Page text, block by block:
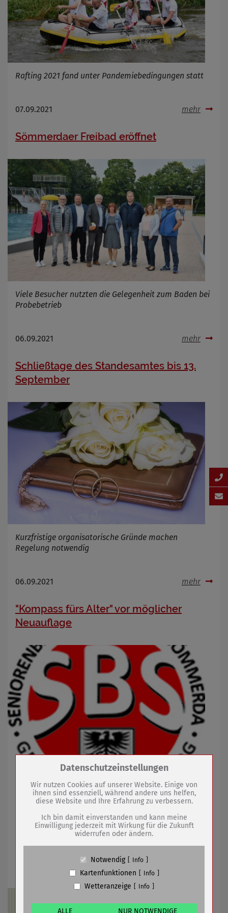
Rafting 2021 fand unter Pandemiebedingungen statt
07.09.2021 mehr
Sömmerdaer Freibad eröffnet
Viele Besucher nutzten die Gelegenheit zum Baden bei
Probebetrieb
06.09.2021 mehr
Schließtage des Standesamtes bis 13.
September
Kurzfristige organisatorische Gründe machen
Regelung notwendig
06.09.2021 mehr
"Kompass fürs Alter" vor möglicher
Neuauflage
Broschüre ist ein Thema in Sitzung des
Seniorenbeirates
06.09.2021 mehr
auch mal anders
Zum Betrieb der Seite notwendige Cookies /
Name
PHP Session Cookie
Anbieter
Eigentümer dieser Website (Wenko-
Wenselaar GmbH & Co. KG)
Absicherung Kontaktformular / SPAM
Cookiespeicherung Entscheidungscookie
Anbieter
Eigentümer dieser Website (Wenko-
Wenselaar GmbH & Co. KG)
Datenschutzeinstellungen
Wir nutzen Cookies auf unserer Website. Einige von
ihnen sind essenziell, während andere uns helfen,
diese Website und Ihre Erfahrung zu verbessern.
Ich bin damit einverstanden und kann meine
Einwilligung jederzeit mit Wirkung für die Zukunft
widerrufen oder ändern.
Notwendig Info
Kartenfunktionen Info
Wetteranzeige Info
ALLE
NUR NOTWENDIGE